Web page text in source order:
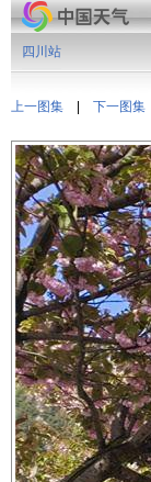
上一图集 下一图集
四川站